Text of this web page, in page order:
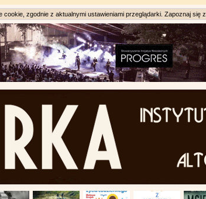
zgodnie z aktualnymi ustawieniami przeglądarki. Zapoznaj się z